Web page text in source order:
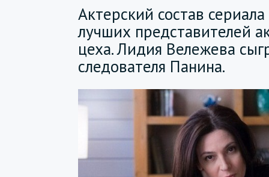
Актерский состав
лучших представителей
цеха. Лидия Вележева
следователя Панина.